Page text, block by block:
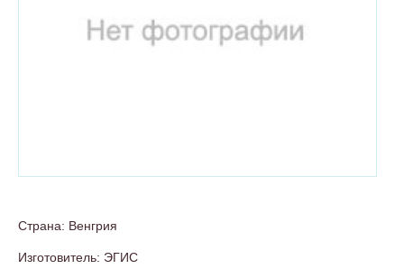
Страна: Венгрия
Изготовитель: ЭГИС